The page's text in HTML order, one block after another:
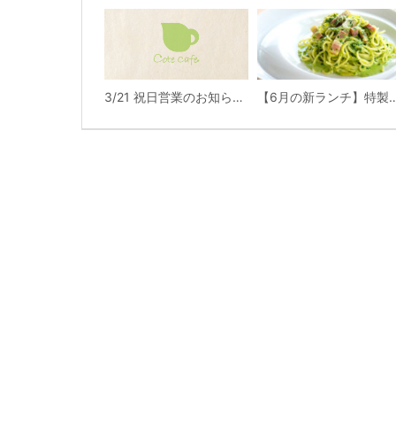
3/21 祝日営業のお知らせ。 【6月の新ランチ】特製ペーストが自慢の味！オリ